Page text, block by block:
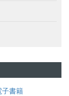
子書籍